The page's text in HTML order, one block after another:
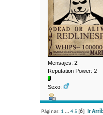
Mensajes: 2
Reputation Power: 2
Sexo:
Páginas: 1 ...4 5 [6] Ir